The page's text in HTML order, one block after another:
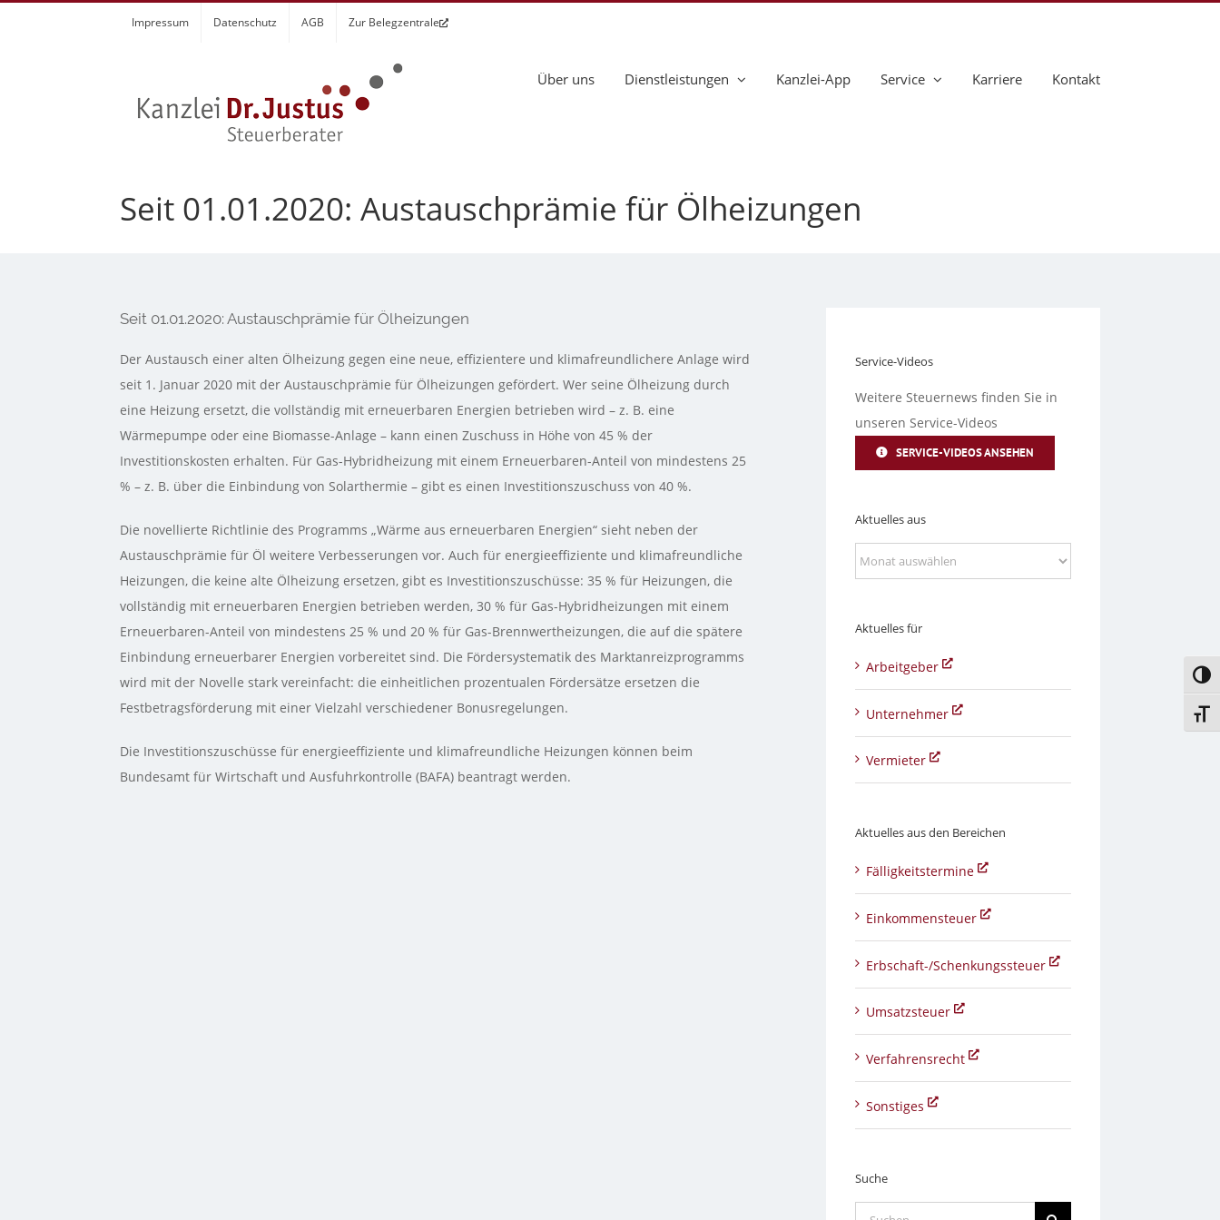
Impressum Datenschutz AGB Zur Belegzentrale
Über uns Dienstleistungen Kanzlei-App Service Karriere Kontakt
Seit 01.01.2020: Austauschprämie für Ölheizungen
Seit 01.01.2020: Austauschprämie für Ölheizungen
Der Austausch einer alten Ölheizung gegen eine neue, effizientere und klimafreundlichere Anlage wird
seit 1. Januar 2020 mit der Austauschprämie für Ölheizungen gefördert. Wer seine Ölheizung durch
eine Heizung ersetzt, die vollständig mit erneuerbaren Energien betrieben wird – z. B. eine
Wärmepumpe oder eine Biomasse-Anlage – kann einen Zuschuss in Höhe von 45 % der
Investitionskosten erhalten. Für Gas-Hybridheizung mit einem Erneuerbaren-Anteil von mindestens 25
% – z. B. über die Einbindung von Solarthermie – gibt es einen Investitionszuschuss von 40 %.
Die novellierte Richtlinie des Programms „Wärme aus erneuerbaren Energien“ sieht neben der
Austauschprämie für Öl weitere Verbesserungen vor. Auch für energieeffiziente und klimafreundliche
Heizungen, die keine alte Ölheizung ersetzen, gibt es Investitionszuschüsse: 35 % für Heizungen, die
vollständig mit erneuerbaren Energien betrieben werden, 30 % für Gas-Hybridheizungen mit einem
Erneuerbaren-Anteil von mindestens 25 % und 20 % für Gas-Brennwertheizungen, die auf die spätere
Einbindung erneuerbarer Energien vorbereitet sind. Die Fördersystematik des Marktanreizprogramms
wird mit der Novelle stark vereinfacht: die einheitlichen prozentualen Fördersätze ersetzen die
Festbetragsförderung mit einer Vielzahl verschiedener Bonusregelungen.
Die Investitionszuschüsse für energieeffiziente und klimafreundliche Heizungen können beim
Bundesamt für Wirtschaft und Ausfuhrkontrolle (BAFA) beantragt werden.
Service-Videos
Weitere Steuernews finden Sie in
unseren Service-Videos
SERVICE-VIDEOS ANSEHEN
Aktuelles aus
Aktuelles
aus
Aktuelles für
Arbeitgeber
Unternehmer
Vermieter
Aktuelles aus den Bereichen
Fälligkeitstermine
Einkommensteuer
Erbschaft-/Schenkungssteuer
Umsatzsteuer
Verfahrensrecht
Sonstiges
Suche
Suche